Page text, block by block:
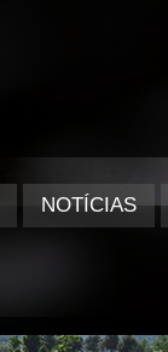
NOTÍCIAS